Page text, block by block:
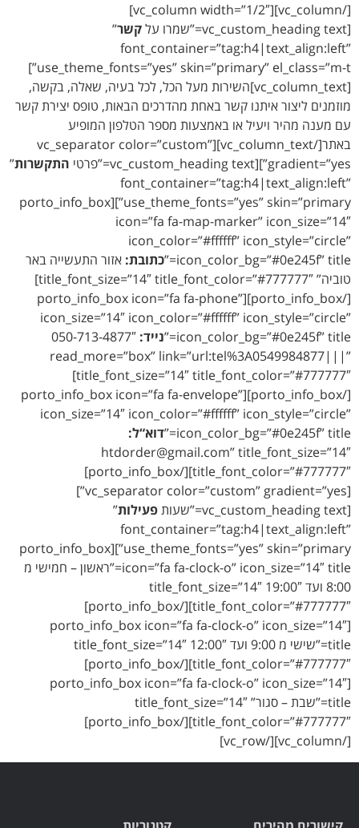
[/vc_column][vc_column width=”1/2″]
[vc_custom_heading text=”שמרו על
קשר”
font_container=”tag:h4|text_align:left”
use_theme_fonts=”yes” skin=”primary” el_class=”m-t”]
[vc_column_text]השירות מעל הכל, לכל בעיה, שאלה, בקשה,
מוזמנים ליצור איתנו קשר באחת מהדרכים הבאות, טופס יצירת קשר
עם מענה מהיר ויעיל או באמצעות מספר הטלפון המופיע
באתר[/vc_column_text][vc_separator color=”custom”
gradient=”yes”][vc_custom_heading text=”פרטי
התקשרות”
font_container=”tag:h4|text_align:left”
use_theme_fonts=”yes” skin=”primary”][porto_info_box
icon=”fa fa-map-marker” icon_size=”14″
icon_color=”#ffffff” icon_style=”circle”
icon_color_bg=”#0e245f” title=”
כתובת: אזור התעשייה באר
טוביה” title_font_size=”14″ title_font_color=”#777777″]
[/porto_info_box][porto_info_box icon=”fa fa-phone”
icon_size=”14″ icon_color=”#ffffff” icon_style=”circle”
icon_color_bg=”#0e245f” title=”
נייד: 050-713-4877″
read_more=”box” link=”url:tel%3A0549984877|||”
title_font_size=”14″ title_font_color=”#777777″]
[/porto_info_box][porto_info_box icon=”fa fa-envelope”
icon_size=”14″ icon_color=”#ffffff” icon_style=”circle”
icon_color_bg=”#0e245f” title=”
דוא“ל:
htdorder@gmail.com” title_font_size=”14″
title_font_color=”#777777″][/porto_info_box]
[vc_separator color=”custom” gradient=”yes”]
[vc_custom_heading text=”שעות
פעילות”
font_container=”tag:h4|text_align:left”
use_theme_fonts=”yes” skin=”primary”][porto_info_box
icon=”fa fa-clock-o” icon_size=”14″ title=”ראשון – חמישי מ
8:00 ועד 19:00″ title_font_size=”14″
title_font_color=”#777777″][/porto_info_box]
[porto_info_box icon=”fa fa-clock-o” icon_size=”14″
title=”שישי מ 9:00 ועד 12:00″ title_font_size=”14″
title_font_color=”#777777″][/porto_info_box]
[porto_info_box icon=”fa fa-clock-o” icon_size=”14″
title=”שבת – סגור” title_font_size=”14″
title_font_color=”#777777″][/porto_info_box]
[/vc_column][/vc_row]